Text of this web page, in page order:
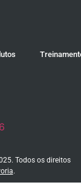
Todos os direitos
.